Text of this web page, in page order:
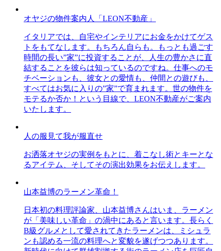
オヤジの物件案内人「LEON不動産」
イタリアでは、自宅やインテリアにお金をかけてゲス
トをもてなします。もちろん自らも。もっとも過ごす
時間の長い”家”に投資することが、人生の豊かさに直
結することを彼らは知っているのですね。仕事へのモ
チベーションも、彼女との愛情も、仲間との遊びも、
すべてはお気に入りの”家”で育まれます。世の物件を
モテるか否か！という目線で、LEON不動産がご案内
いたします。
人の服見て我が服直せ
お洒落オヤジの実例をもとに、着こなし術とキーとな
るアイテム、そしてその演出効果をお伝えします。
山本益博のラーメン革命！
日本初の料理評論家、山本益博さんはいま、ラーメン
が「美味しい革命」の渦中にあると言います。長らく
B級グルメとして愛されてきたラーメンは、ミシュラ
ンも認める一流の料理へと変貌を遂げつつあります。